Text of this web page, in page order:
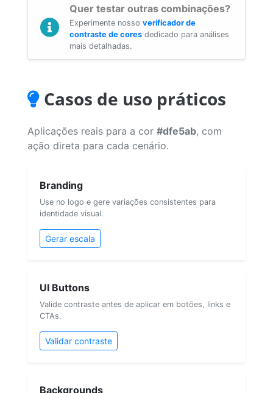
Quer testar outras combinações?
Experimente nosso verificador de
contraste de cores dedicado para análises
mais detalhadas.
Casos de uso práticos
Aplicações reais para a cor #dfe5ab, com
ação direta para cada cenário.
Branding
Use no logo e gere variações consistentes para
identidade visual.
Gerar escala
UI Buttons
Valide contraste antes de aplicar em botões, links e
CTAs.
Validar contraste
Backgrounds